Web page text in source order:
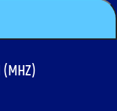
(MHZ)